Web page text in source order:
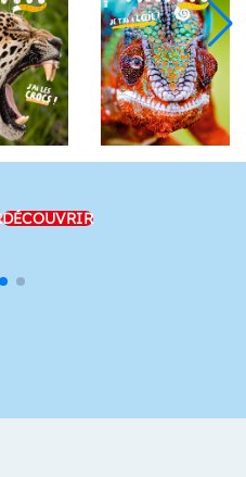
DÉCOUVRIR